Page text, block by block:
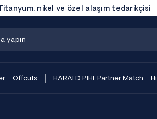
Titanyum, nikel ve özel alaşım tedarikçisi
Offcuts HARALD PIHL Partner Match